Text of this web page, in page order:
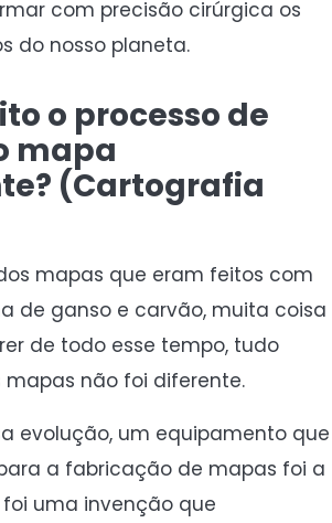
com precisão cirúrgica os
do nosso planeta.
o processo de
mapa
(Cartografia
mapas que eram feitos com
de ganso e carvão, muita coisa
de todo esse tempo, tudo
mapas não foi diferente.
evolução, um equipamento que
a fabricação de mapas foi a
uma invenção que